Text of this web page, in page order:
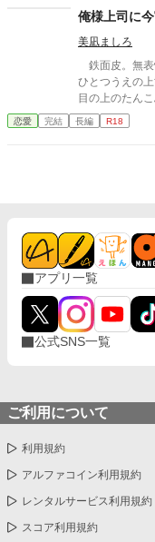
俺様上司に
美凪ましろ
鉄面皮。無
ひとつうえの
目の上のたん
えっろい」 神
しこまれてい
恋愛 完結 長編 R18
アプリ一覧
公式SNS一覧
ご利用について
利用規約
アルファコイン利用規約
レンタルサービス利用規約
スコア利用規約